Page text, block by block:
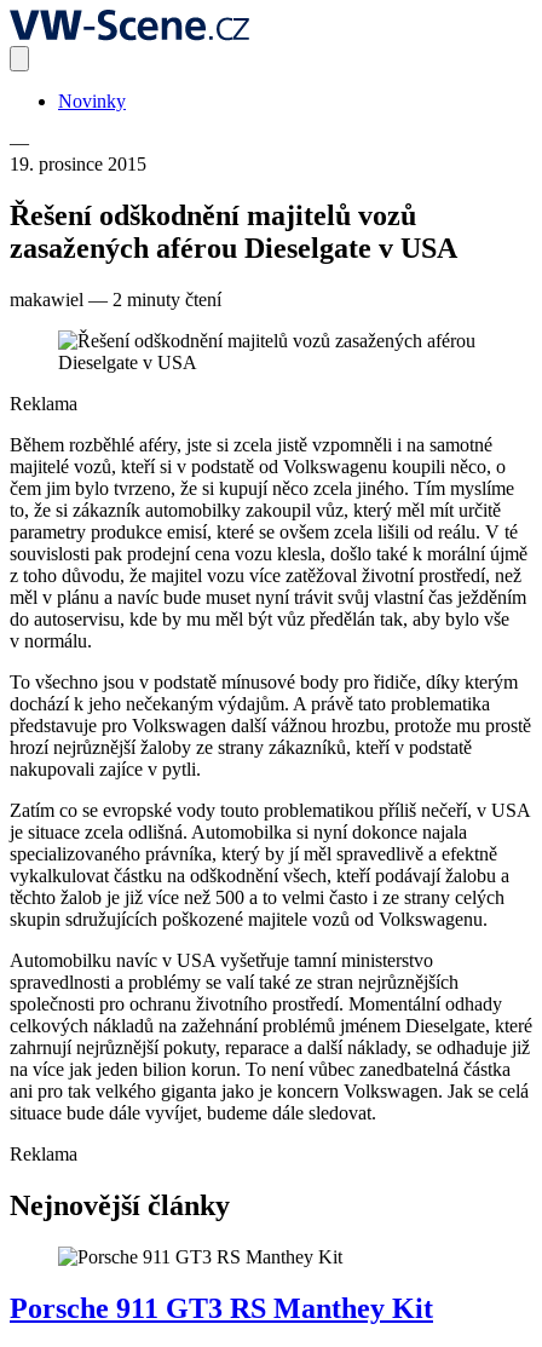
Novinky
—
19. prosince 2015
Řešení odškodnění majitelů vozů
zasažených aférou Dieselgate v USA
makawiel — 2 minuty čtení
Reklama
Během rozběhlé aféry, jste si zcela jistě vzpomněli i na samotné
majitelé vozů, kteří si v podstatě od Volkswagenu koupili něco, o
čem jim bylo tvrzeno, že si kupují něco zcela jiného. Tím myslíme
to, že si zákazník automobilky zakoupil vůz, který měl mít určitě
parametry produkce emisí, které se ovšem zcela lišili od reálu. V té
souvislosti pak prodejní cena vozu klesla, došlo také k morální újmě
z toho důvodu, že majitel vozu více zatěžoval životní prostředí, než
měl v plánu a navíc bude muset nyní trávit svůj vlastní čas ježděním
do autoservisu, kde by mu měl být vůz předělán tak, aby bylo vše
v normálu.
To všechno jsou v podstatě mínusové body pro řidiče, díky kterým
dochází k jeho nečekaným výdajům. A právě tato problematika
představuje pro Volkswagen další vážnou hrozbu, protože mu prostě
hrozí nejrůznější žaloby ze strany zákazníků, kteří v podstatě
nakupovali zajíce v pytli.
Zatím co se evropské vody touto problematikou příliš nečeří, v USA
je situace zcela odlišná. Automobilka si nyní dokonce najala
specializovaného právníka, který by jí měl spravedlivě a efektně
vykalkulovat částku na odškodnění všech, kteří podávají žalobu a
těchto žalob je již více než 500 a to velmi často i ze strany celých
skupin sdružujících poškozené majitele vozů od Volkswagenu.
Automobilku navíc v USA vyšetřuje tamní ministerstvo
spravedlnosti a problémy se valí také ze stran nejrůznějších
společnosti pro ochranu životního prostředí. Momentální odhady
celkových nákladů na zažehnání problémů jménem Dieselgate, které
zahrnují nejrůznější pokuty, reparace a další náklady, se odhaduje již
na více jak jeden bilion korun. To není vůbec zanedbatelná částka
ani pro tak velkého giganta jako je koncern Volkswagen. Jak se celá
situace bude dále vyvíjet, budeme dále sledovat.
Reklama
Nejnovější články
Porsche 911 GT3 RS Manthey Kit